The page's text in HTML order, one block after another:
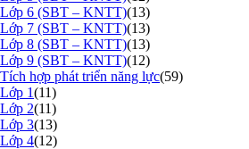
Lớp 6 (SBT – KNTT)(13)
Lớp 7 (SBT – KNTT)(13)
Lớp 8 (SBT – KNTT)(13)
Lớp 9 (SBT – KNTT)(12)
Tích hợp phát triển năng lực(59)
Lớp 1(11)
Lớp 2(11)
Lớp 3(13)
Lớp 4(12)